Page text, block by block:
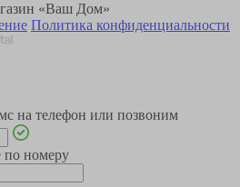
«Ваш Дом»
Политика конфиденциальности
на телефон или позвоним
по номеру